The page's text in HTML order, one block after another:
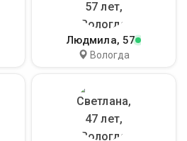
Людмила, 57
Вологда